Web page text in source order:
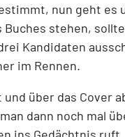
nun geht es
stehen,
Kandidaten
im Rennen.
über das Cover
dann noch mal